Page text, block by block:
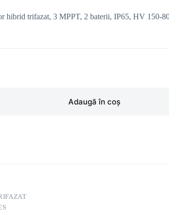
hibrid trifazat, 3 MPPT, 2 baterii, IP65, HV 150-
Adaugă în coș